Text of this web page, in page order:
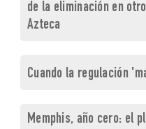
de la eliminación en
Azteca
Cuando la regulación
Memphis, año cero: el